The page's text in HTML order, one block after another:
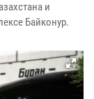
и
Байконур.